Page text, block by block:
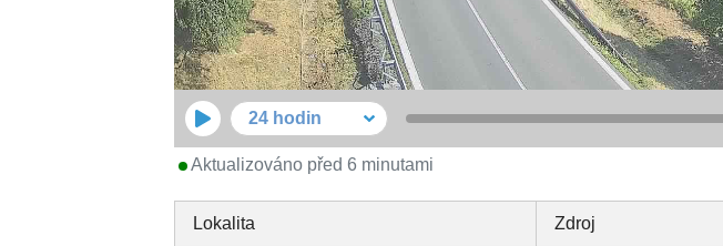
24 hodin
Aktualizováno před 6 minutami
Lokalita Zdroj